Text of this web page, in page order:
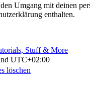
Umgang mit deinen
enthalten.
Stuff & More
UTC+02:00
löschen